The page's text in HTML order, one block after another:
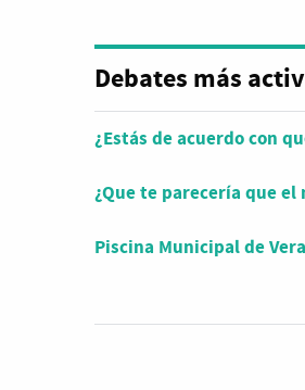
Debates más
¿Estás de acuerdo con
¿Que te parecería que
Piscina Municipal de